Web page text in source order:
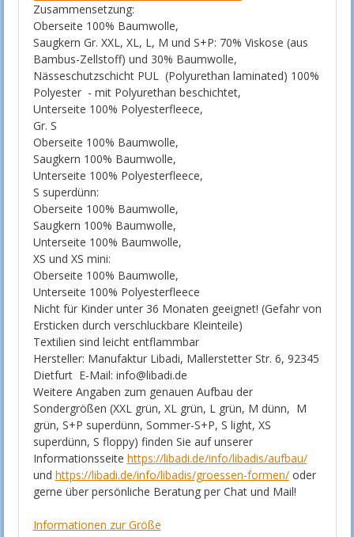
Zusammensetzung:
Oberseite 100% Baumwolle,
Saugkern Gr. XXL, XL, L, M und S+P: 70% Viskose (aus
Bambus-Zellstoff) und 30% Baumwolle,
Nässeschutzschicht PUL (Polyurethan laminated) 100%
Polyester - mit Polyurethan beschichtet,
Unterseite 100% Polyesterfleece,
Gr. S
Oberseite 100% Baumwolle,
Saugkern 100% Baumwolle,
Unterseite 100% Polyesterfleece,
S superdünn:
Oberseite 100% Baumwolle,
Saugkern 100% Baumwolle,
Unterseite 100% Baumwolle,
XS und XS mini:
Oberseite 100% Baumwolle,
Unterseite 100% Polyesterfleece
Nicht für Kinder unter 36 Monaten geeignet! (Gefahr von
Ersticken durch verschluckbare Kleinteile)
Textilien sind leicht entflammbar
Hersteller: Manufaktur Libadi, Mallerstetter Str. 6, 92345
Dietfurt E-Mail: info@libadi.de
Weitere Angaben zum genauen Aufbau der
Sondergrößen (XXL grün, XL grün, L grün, M dünn, M
grün, S+P superdünn, Sommer-S+P, S light, XS
superdünn, S floppy) finden Sie auf unserer
Informationsseite https://libadi.de/info/libadis/aufbau/
und https://libadi.de/info/libadis/groessen-formen/oder
gerne über persönliche Beratung per Chat und Mail!
Informationen zur Größe